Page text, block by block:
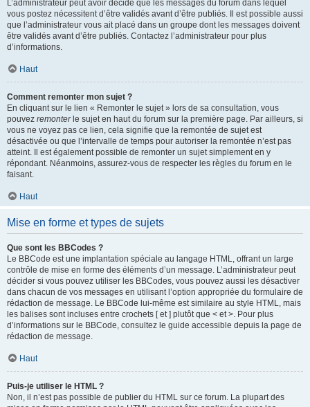
L’administrateur peut avoir décidé que les messages du forum dans lequel
vous postez nécessitent d’être validés avant d’être publiés. Il est possible aussi
que l’administrateur vous ait placé dans un groupe dont les messages doivent
être validés avant d’être publiés. Contactez l’administrateur pour plus
d’informations.
Haut
Comment remonter mon sujet ?
En cliquant sur le lien « Remonter le sujet » lors de sa consultation, vous
pouvez remonterle sujet en haut du forum sur la première page. Par ailleurs, si
vous ne voyez pas ce lien, cela signifie que la remontée de sujet est
désactivée ou que l’intervalle de temps pour autoriser la remontée n’est pas
atteint. Il est également possible de remonter un sujet simplement en y
répondant. Néanmoins, assurez-vous de respecter les règles du forum en le
faisant.
Haut
Mise en forme et types de sujets
Que sont les BBCodes ?
Le BBCode est une implantation spéciale au langage HTML, offrant un large
contrôle de mise en forme des éléments d’un message. L’administrateur peut
décider si vous pouvez utiliser les BBCodes, vous pouvez aussi les désactiver
dans chacun de vos messages en utilisant l’option appropriée du formulaire de
rédaction de message. Le BBCode lui-même est similaire au style HTML, mais
les balises sont incluses entre crochets [ et ] plutôt que < et >. Pour plus
d’informations sur le BBCode, consultez le guide accessible depuis la page de
rédaction de message.
Haut
Puis-je utiliser le HTML ?
Non, il n’est pas possible de publier du HTML sur ce forum. La plupart des